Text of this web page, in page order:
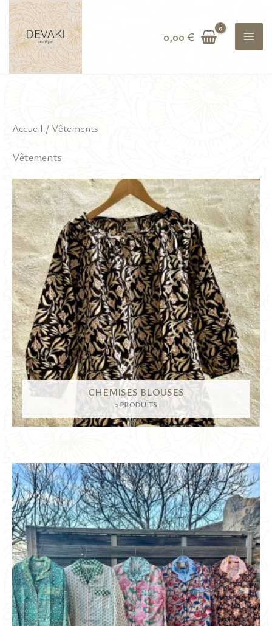
Aller
au
contenu
0,00 €
Accueil / Vêtements
Vêtements
CHEMISES BLOUSES
2 PRODUITS